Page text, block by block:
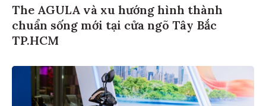
The AGULA và xu hướng hình thành
chuẩn sống mới tại cửa ngõ Tây Bắc
TP.HCM